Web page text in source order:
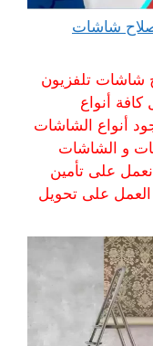
تلفزيونات 55880595 إصلاح شاشات
شاشات تلفزيون
أنواع
أنواع الشاشات
و الشاشات
نعمل على تأمين
العمل على تحويل